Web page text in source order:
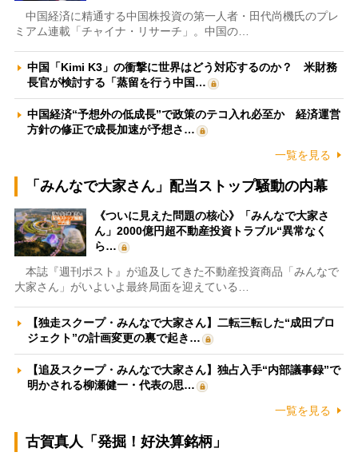
中国経済に精通する中国株投資の第一人者・田代尚機氏のプレ
ミアム連載「チャイナ・リサーチ」。中国の…
中国「Kimi K3」の衝撃に世界はどう対応するのか？ 米財務
長官が検討する「蒸留を行う中国…
中国経済“予想外の低成長”で政策のテコ入れ必至か 経済運営
方針の修正で成長加速が予想さ…
一覧を見る
「みんなで大家さん」配当ストップ騒動の内幕
《ついに見えた問題の核心》「みんなで大家さ
ん」2000億円超不動産投資トラブル“異常なく
ら…
本誌『週刊ポスト』が追及してきた不動産投資商品「みんなで
大家さん」がいよいよ最終局面を迎えている…
【独走スクープ・みんなで大家さん】二転三転した“成田プロ
ジェクト”の計画変更の裏で起き…
【追及スクープ・みんなで大家さん】独占入手“内部議事録”で
明かされる柳瀬健一・代表の思…
一覧を見る
古賀真人「発掘！好決算銘柄」